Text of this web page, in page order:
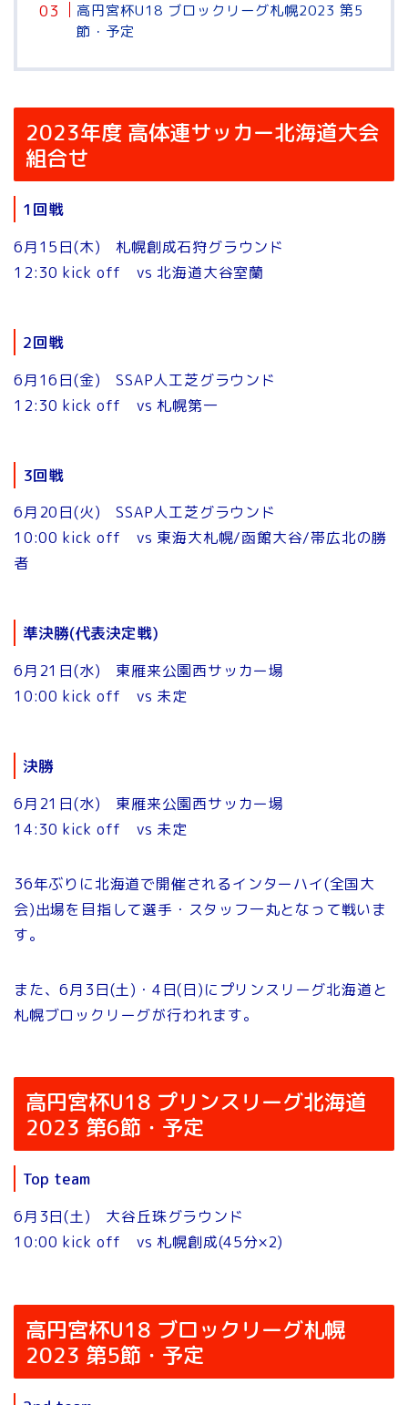
高円宮杯U18 ブロックリーグ札幌2023 第5
節・予定
2023年度 高体連サッカー北海道大会
組合せ
1回戦
6月15日(木) 札幌創成石狩グラウンド
12:30 kick off vs 北海道大谷室蘭
2回戦
6月16日(金) SSAP人工芝グラウンド
12:30 kick off vs 札幌第一
3回戦
6月20日(火) SSAP人工芝グラウンド
10:00 kick off vs 東海大札幌/函館大谷/帯広北の勝
者
準決勝(代表決定戦)
6月21日(水) 東雁来公園西サッカー場
10:00 kick off vs 未定
決勝
6月21日(水) 東雁来公園西サッカー場
14:30 kick off vs 未定
36年ぶりに北海道で開催されるインターハイ(全国大
会)出場を目指して選手・スタッフ一丸となって戦いま
す。
また、6月3日(土)・4日(日)にプリンスリーグ北海道と
札幌ブロックリーグが行われます。
高円宮杯U18 プリンスリーグ北海道
2023 第6節・予定
Top team
6月3日(土) 大谷丘珠グラウンド
10:00 kick off vs 札幌創成(45分×2)
高円宮杯U18 ブロックリーグ札幌
2023 第5節・予定